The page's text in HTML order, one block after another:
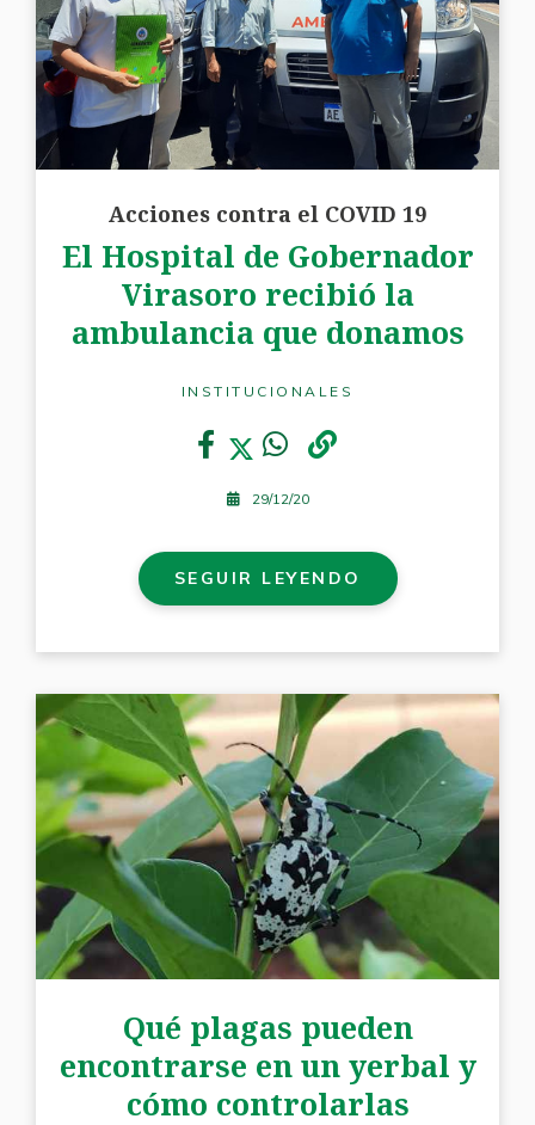
Acciones contra el COVID 19
El Hospital de Gobernador
Virasoro recibió la
ambulancia que donamos
INSTITUCIONALES
29/12/20
SEGUIR LEYENDO
Qué plagas pueden
encontrarse en un yerbal y
cómo controlarlas